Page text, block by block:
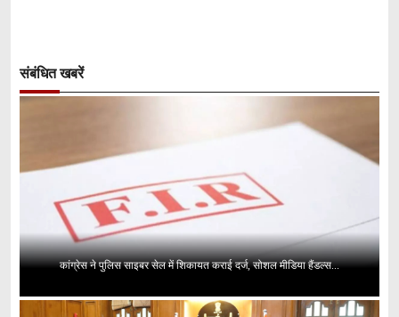
संबंधित खबरें
कांग्रेस ने पुलिस साइबर सेल में शिकायत कराई दर्ज, सोशल मीडिया हैंडल्स...